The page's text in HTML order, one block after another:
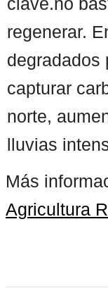
regenerar.
degradados
capturar
norte,
lluvias
Más
Agricultura